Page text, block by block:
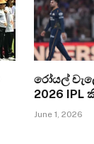
රෝයල්
2026
June 1, 2026